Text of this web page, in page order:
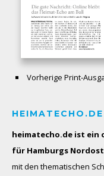
Vorherige Print-
HEIMATECHO.DE
heimatecho.de ist ein
für Hamburgs
mit den thematischen